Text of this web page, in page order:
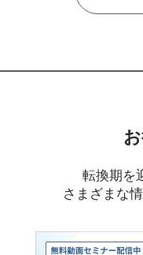
転換期を
さまざまな